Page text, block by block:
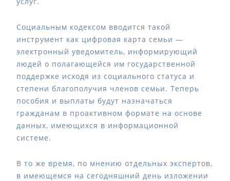
Социальным кодексом вводится такой
инструмент как цифровая карта семьи —
электронный уведомитель, информирующий
людей о полагающейся им государственной
поддержке исходя из социального статуса и
степени благополучия членов семьи. Теперь
пособия и выплаты будут назначаться
гражданам в проактивном формате на основе
данных, имеющихся в информационной
системе.
В то же время, по мнению отдельных экспертов,
в имеющемся на сегодняшний день изложении